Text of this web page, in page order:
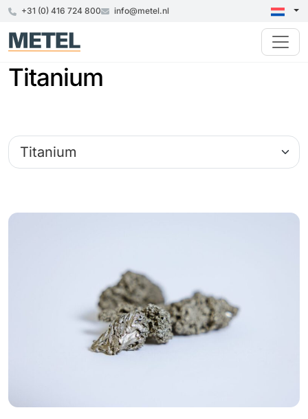
+31 (0) 416 724 800 info@metel.nl
Titanium